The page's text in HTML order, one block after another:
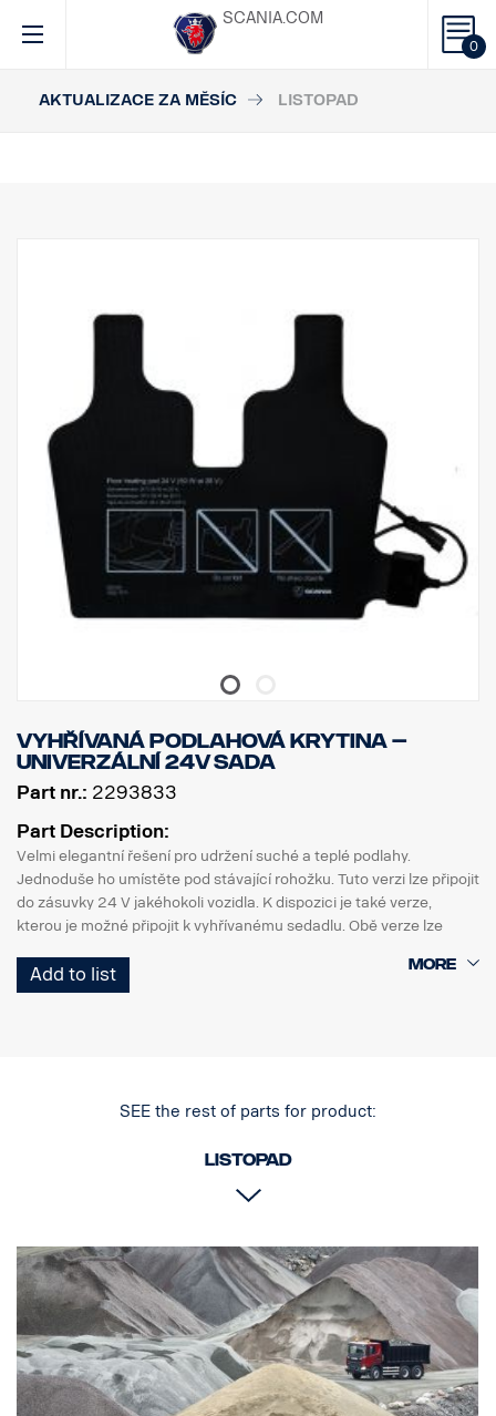
0
SCANIA.COM
AKTUALIZACE ZA MĚSÍC LISTOPAD
Vyhřívaná podlahová krytina –
univerzální 24V sada
Part nr.: 2293833
Part Description:
Velmi elegantní řešení pro udržení suché a teplé podlahy.
Jednoduše ho umístěte pod stávající rohožku. Tuto verzi lze připojit
do zásuvky 24 V jakéhokoli vozidla. K dispozici je také verze,
kterou je možné připojit k vyhřívanému sedadlu. Obě verze lze
Add to list
SEE the rest of parts for product:
Listopad